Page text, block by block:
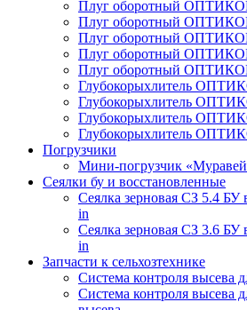
Плуг оборотный
Плуг оборотный
Плуг оборотный
Плуг оборотный
Плуг оборотный
Глубокорыхлитель
Глубокорыхлитель
Глубокорыхлитель
Глубокорыхлитель
Погрузчики
Мини-погрузчик
Сеялки бу и восстановленные
Сеялка зерновая СЗ 5.4 БУ
in
Сеялка зерновая СЗ 3.6 БУ
in
Запчасти к сельхозтехнике
Система контроля высева
Система контроля высева